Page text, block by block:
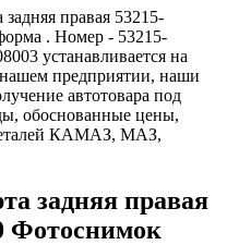
правая 53215-
. Номер - 53215-
устанавливается на
нашем предприятии, наши
автотовара под
обоснованные цены,
КАМАЗ, МАЗ,
задняя правая
Фотоснимок